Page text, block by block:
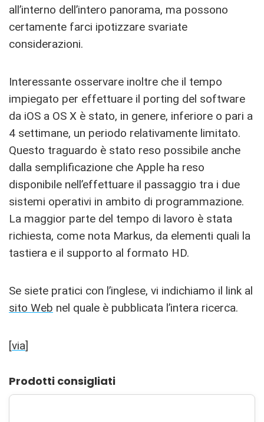
all’interno dell’intero panorama, ma possono
certamente farci ipotizzare svariate
considerazioni.
Interessante osservare inoltre che il tempo
impiegato per effettuare il porting del software
da iOS a OS X è stato, in genere, inferiore o pari a
4 settimane, un periodo relativamente limitato.
Questo traguardo è stato reso possibile anche
dalla semplificazione che Apple ha reso
disponibile nell’effettuare il passaggio tra i due
sistemi operativi in ambito di programmazione.
La maggior parte del tempo di lavoro è stata
richiesta, come nota Markus, da elementi quali la
tastiera e il supporto al formato HD.
Se siete pratici con l’inglese, vi indichiamo il link al
sito Web nel quale è pubblicata l’intera ricerca.
[via]
Prodotti consigliati